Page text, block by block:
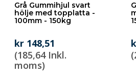
Grå Gummihjul svart
hölje med topplatta -
100mm - 150kg
kr 148,51
(185,64 Inkl.
moms)